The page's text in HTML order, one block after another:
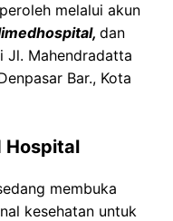
melalui akun
dan
Jl. Mahendradatta
Bar., Kota
Hospital
membuka
kesehatan untuk